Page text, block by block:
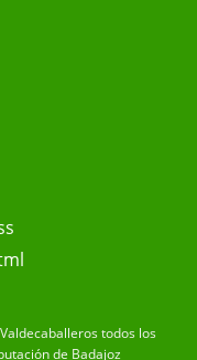
todos los
de Badajoz